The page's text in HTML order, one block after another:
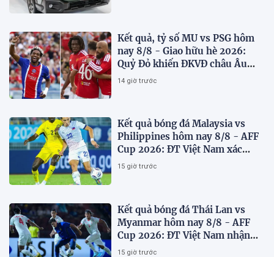
Kết quả, tỷ số MU vs PSG hôm
nay 8/8 - Giao hữu hè 2026:
Quỷ Đỏ khiến ĐKVĐ châu Âu
toát mồ hôi
14 giờ trước
Kết quả bóng đá Malaysia vs
Philippines hôm nay 8/8 - AFF
Cup 2026: ĐT Việt Nam xác
định đối thủ
15 giờ trước
Kết quả bóng đá Thái Lan vs
Myanmar hôm nay 8/8 - AFF
Cup 2026: ĐT Việt Nam nhận
'chiến thư'
15 giờ trước